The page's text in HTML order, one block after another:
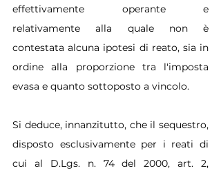
effettivamente operante e
relativamente alla quale non è
contestata alcuna ipotesi di reato, sia in
ordine alla proporzione tra l'imposta
evasa e quanto sottoposto a vincolo.
Si deduce, innanzitutto, che il sequestro,
disposto esclusivamente per i reati di
cui al D.Lgs. n. 74 del 2000, art. 2,